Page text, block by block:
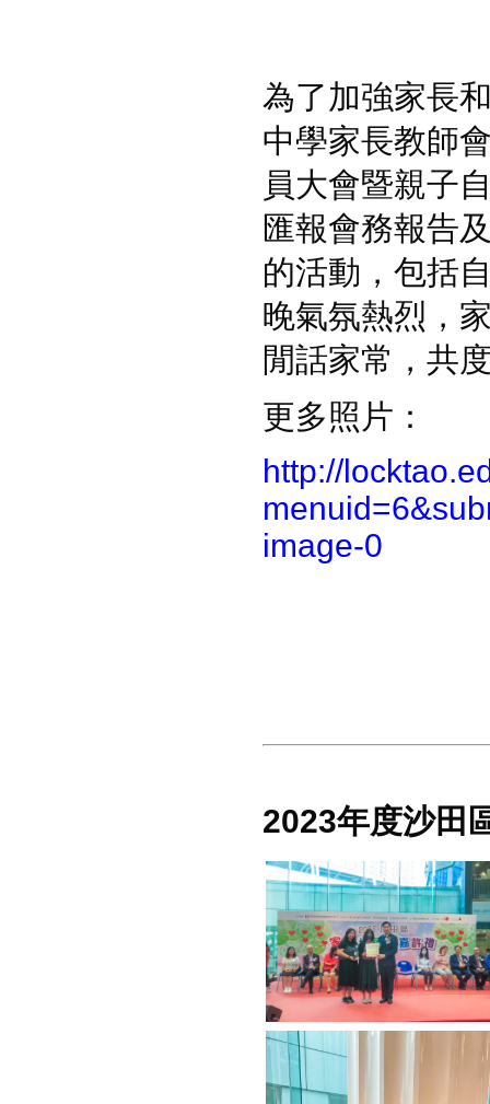
為了加強家長
中學家長教師
員大會暨親子
匯報會務報告
的活動，包括
晚氣氛熱烈，
閒話家常，共
更多照片：
http://
image-0
2023年度沙田